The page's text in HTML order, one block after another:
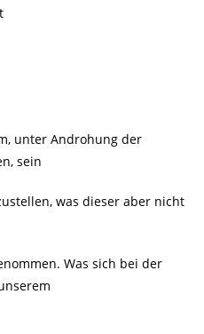
unter Androhung der
sein
was dieser aber nicht
Was sich bei der